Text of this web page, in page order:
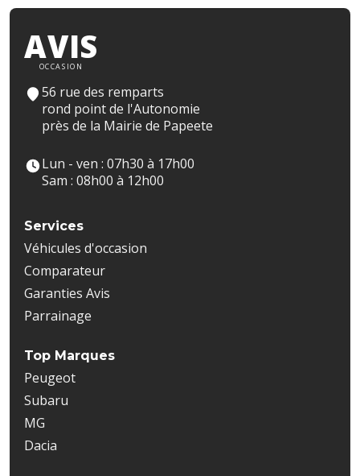
AVIS
OCCASION
56 rue des remparts
rond point de l'Autonomie
près de la Mairie de Papeete
Lun - ven : 07h30 à 17h00
Sam : 08h00 à 12h00
Services
Véhicules d'occasion
Comparateur
Garanties Avis
Parrainage
Top Marques
Peugeot
Subaru
MG
Dacia